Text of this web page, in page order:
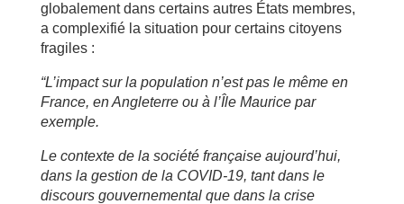
globalement dans certains autres États membres,
a complexifié la situation pour certains citoyens
fragiles :
“L’impact sur la population n’est pas le même en
France, en Angleterre ou à l’Île Maurice par
exemple.
Le contexte de la société française aujourd’hui,
dans la gestion de la COVID-19, tant dans le
discours gouvernemental que dans la crise